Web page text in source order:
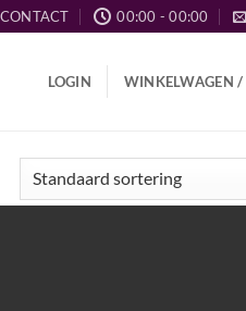
CONTACT 00:00 - 00:00
LOGIN WINKELWAGEN /